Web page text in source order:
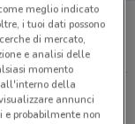
meglio indicato
i tuoi dati possono
di mercato,
e analisi delle
momento
all'interno della
annunci
probabilmente non